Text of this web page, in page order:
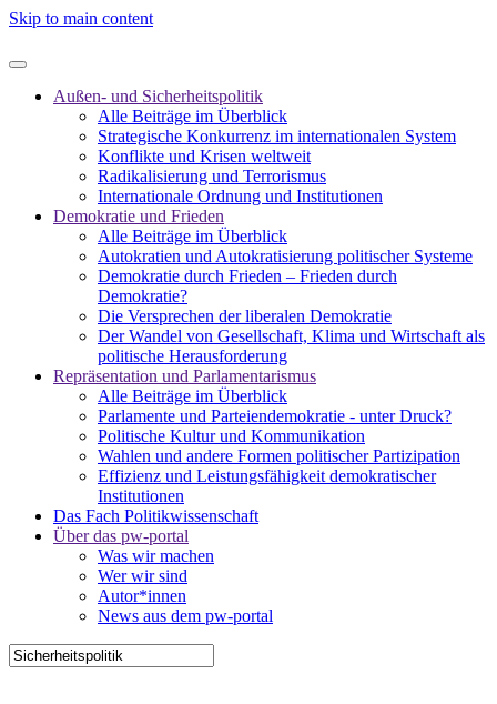
Skip to main content
Außen- und Sicherheitspolitik
Alle Beiträge im Überblick
Strategische Konkurrenz im internationalen System
Konflikte und Krisen weltweit
Radikalisierung und Terrorismus
Internationale Ordnung und Institutionen
Demokratie und Frieden
Alle Beiträge im Überblick
Autokratien und Autokratisierung politischer Systeme
Demokratie durch Frieden – Frieden durch
Demokratie?
Die Versprechen der liberalen Demokratie
Der Wandel von Gesellschaft, Klima und Wirtschaft als
politische Herausforderung
Repräsentation und Parlamentarismus
Alle Beiträge im Überblick
Parlamente und Parteiendemokratie - unter Druck?
Politische Kultur und Kommunikation
Wahlen und andere Formen politischer Partizipation
Effizienz und Leistungsfähigkeit demokratischer
Institutionen
Das Fach Politikwissenschaft
Über das pw-portal
Was wir machen
Wer wir sind
Autor*innen
News aus dem pw-portal